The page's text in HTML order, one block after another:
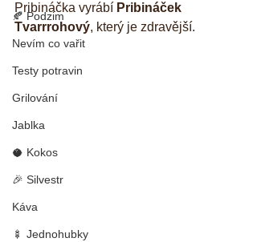
🍂 Podzim
Nevím co vařit
Testy potravin
Grilování
Jablka
🥥 Kokos
🎉 Silvestr
Káva
🍢 Jednohubky
Pribináčka vyrábí Pribináček
Tvarrrohový, který je zdravější.